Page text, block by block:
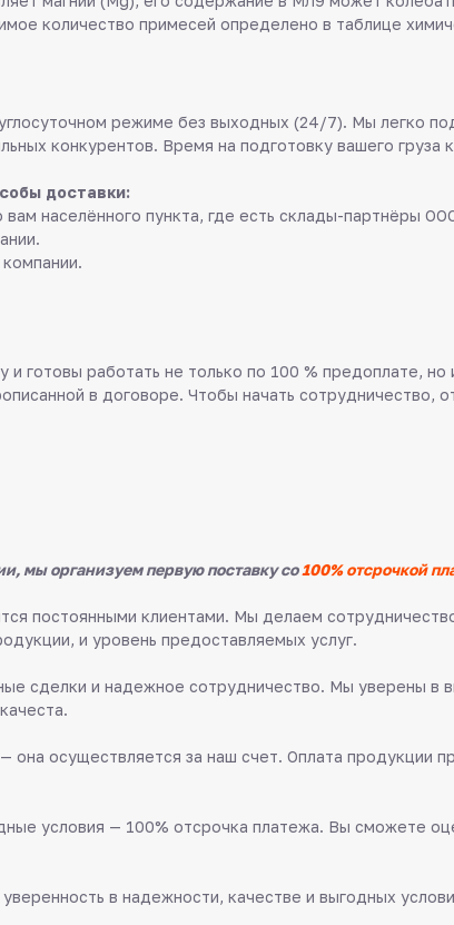
количество примесей определено в таблице
режиме без выходных (24/7). Мы легко
конкурентов. Время на подготовку вашего груза
доставки:
населённого пункта, где есть склады-партнёры
готовы работать не только по 100 % предоплате, но
в договоре. Чтобы начать сотрудничество,
мы организуем первую поставку со100% отсрочкой
постоянными клиентами. Мы делаем
и уровень предоставляемых услуг.
сделки и надежное сотрудничество. Мы уверены в
она осуществляется за наш счет. Оплата продукции
условия — 100% отсрочка платежа. Вы сможете
в надежности, качестве и выгодных